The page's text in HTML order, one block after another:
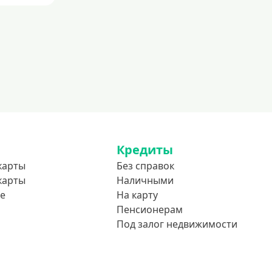
В декрете
Обеспечение
Кредиты
Без справок
Наличными
На карту
Пенсионерам
Под залог недвижимости